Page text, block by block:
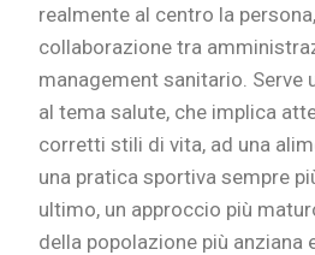
realmente al centro la
collaborazione tra
management sanitario. Serve
al tema salute, che implica
corretti stili di vita, ad una
una pratica sportiva sempre
ultimo, un approccio più
della popolazione più anziana